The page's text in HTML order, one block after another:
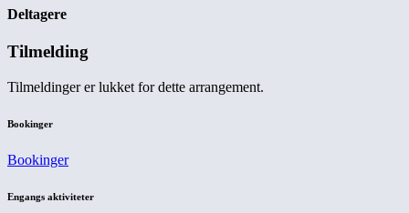
Deltagere
Tilmelding
Tilmeldinger er lukket for dette arrangement.
Bookinger
Bookinger
Engangs aktiviteter